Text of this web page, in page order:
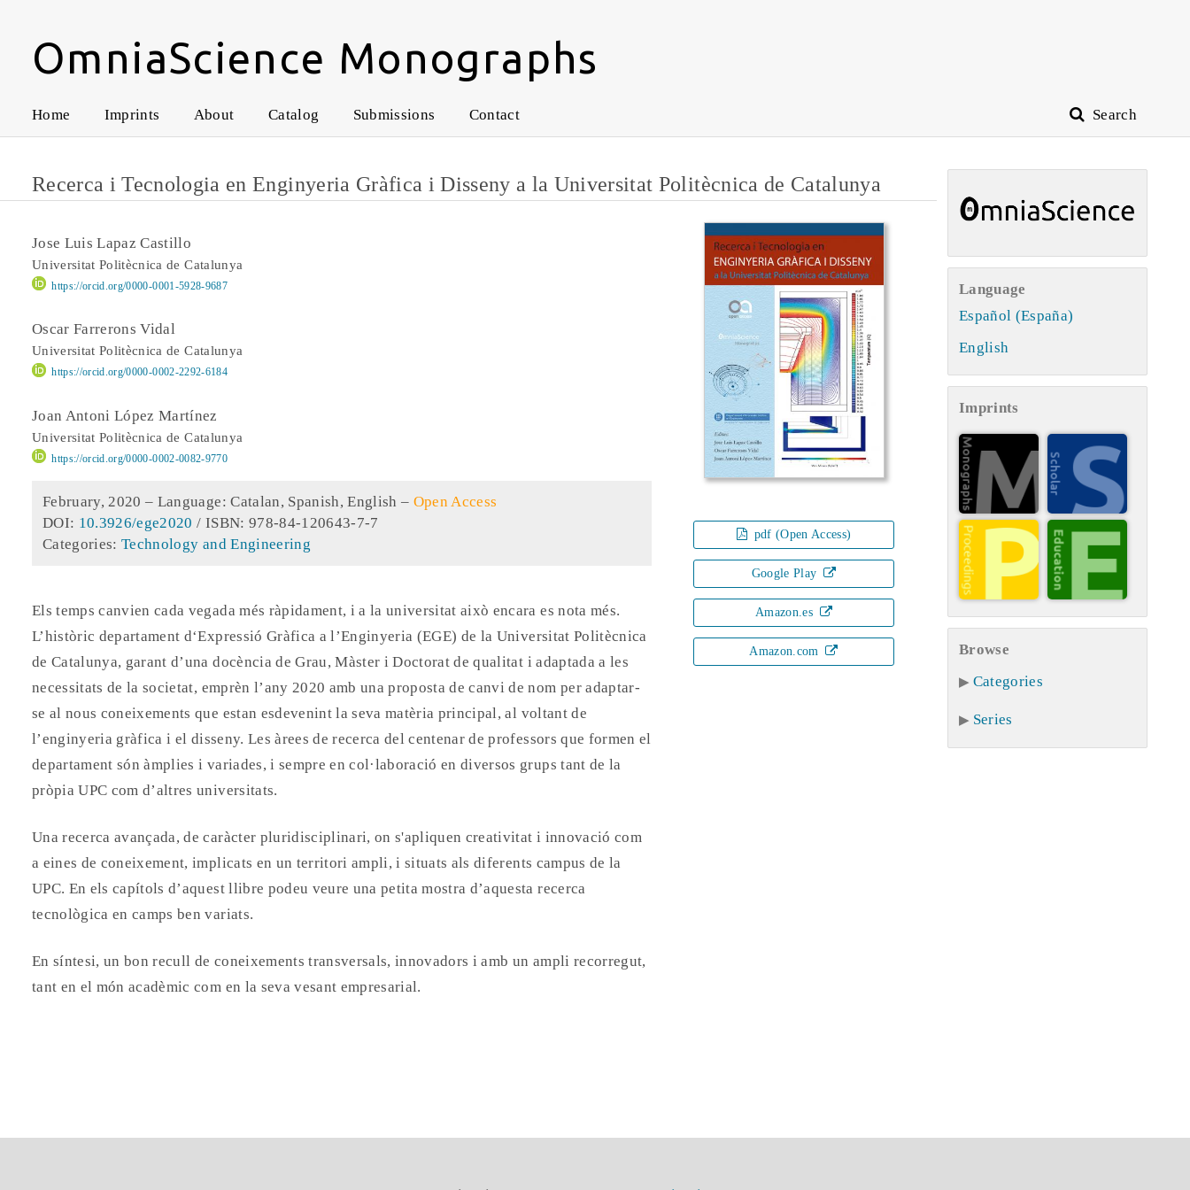
OmniaScience Monographs
Home Imprints About Catalog Submissions Contact Search
Recerca i Tecnologia en Enginyeria Gràfica i Disseny a la Universitat Politècnica de Catalunya
Jose Luis Lapaz Castillo
Universitat Politècnica de Catalunya
https://orcid.org/0000-0001-5928-9687
Oscar Farrerons Vidal
Universitat Politècnica de Catalunya
https://orcid.org/0000-0002-2292-6184
Joan Antoni López Martínez
Universitat Politècnica de Catalunya
https://orcid.org/0000-0002-0082-9770
February, 2020 – Language: Catalan, Spanish, English– Open Access
DOI: 10.3926/ege2020 / ISBN: 978-84-120643-7-7
Categories:Technology and Engineering
Els temps canvien cada vegada més ràpidament, i a la universitat això encara es nota més.
L’històric departament d‘Expressió Gràfica a l’Enginyeria (EGE) de la Universitat Politècnica
de Catalunya, garant d’una docència de Grau, Màster i Doctorat de qualitat i adaptada a les
necessitats de la societat, emprèn l’any 2020 amb una proposta de canvi de nom per adaptar-
se al nous coneixements que estan esdevenint la seva matèria principal, al voltant de
l’enginyeria gràfica i el disseny. Les àrees de recerca del centenar de professors que formen el
departament són àmplies i variades, i sempre en col·laboració en diversos grups tant de la
pròpia UPC com d’altres universitats.
Una recerca avançada, de caràcter pluridisciplinari, on s'apliquen creativitat i innovació com
a eines de coneixement, implicats en un territori ampli, i situats als diferents campus de la
UPC. En els capítols d’aquest llibre podeu veure una petita mostra d’aquesta recerca
tecnològica en camps ben variats.
En síntesi, un bon recull de coneixements transversals, innovadors i amb un ampli recorregut,
tant en el món acadèmic com en la seva vesant empresarial.
pdf (Open Access)
Google Play
Amazon.es
Amazon.com
Language
Español (España)
English
Imprints
Browse
Categories
Series